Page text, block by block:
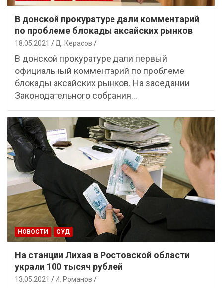
В донской прокуратуре дали комментарий
по проблеме блокады аксайских рынков
18.05.2021 Д. Керасов
В донской прокуратуре дали первый
официальный комментарий по проблеме
блокады аксайских рынков. На заседании
Законодательного собрания…
НОВОСТИ СУД
На станции Лихая в Ростовской области
украли 100 тысяч рублей
13.05.2021 И. Романов